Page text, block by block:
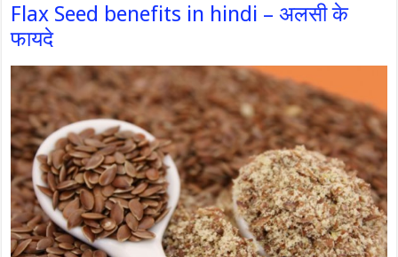
Flax Seed benefits in hindi – अलसी के
फायदे